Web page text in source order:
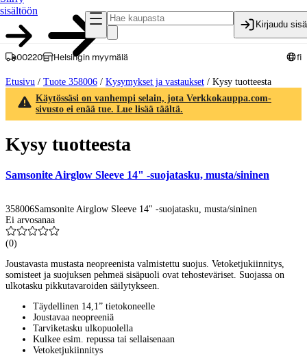
sisältöön
Kirjaudu
00220 Helsingin myymälä fi
Etusivu / Tuote 358006 / Kysymykset ja vastaukset / Kysy tuotteesta
Käytössäsi on vanhempi selain, jota Verkkokauppa.com-
sivusto ei enää tue. Lue lisää täältä.
Kysy tuotteesta
Samsonite Airglow Sleeve 14" -suojatasku, musta/sininen
358006Samsonite Airglow Sleeve 14" -suojatasku, musta/sininen
Ei arvosanaa
(0)
Joustavasta mustasta neopreenista valmistettu suojus. Vetoketjukiinnitys,
somisteet ja suojuksen pehmeä sisäpuoli ovat tehosteväriset. Suojassa on
ulkotasku pikkutavaroiden säilytykseen.
Täydellinen 14,1” tietokoneelle
Joustavaa neopreeniä
Tarviketasku ulkopuolella
Kulkee esim. repussa tai sellaisenaan
Vetoketjukiinnitys